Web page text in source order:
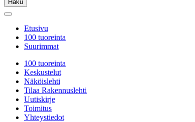
Haku
Etusivu
100 tuoreinta
Suurimmat
100 tuoreinta
Keskustelut
Näköislehti
Tilaa Rakennuslehti
Uutiskirje
Toimitus
Yhteystiedot